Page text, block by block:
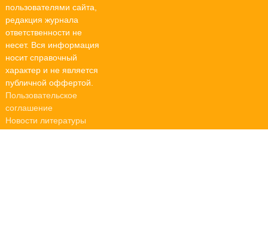
пользователями сайта,
редакция журнала
ответственности не
несет. Вся информация
носит справочный
характер и не является
публичной оффертой.
Пользовательское
соглашение
Новости литературы